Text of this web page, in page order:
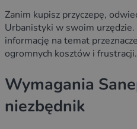
Zanim kupisz przyczepę,
Urbanistyki w swoim urzędzie.
informację na temat
ogromnych kosztów i frustracji.
Wymagania
niezbędnik